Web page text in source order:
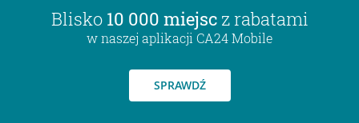
Blisko 10 000 miejsc z rabatami
w naszej aplikacji CA24 Mobile
SPRAWDŹ